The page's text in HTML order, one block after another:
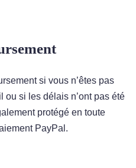
si vous n’êtes pas
ou si les délais n’ont pas été
protégé en toute
PayPal.